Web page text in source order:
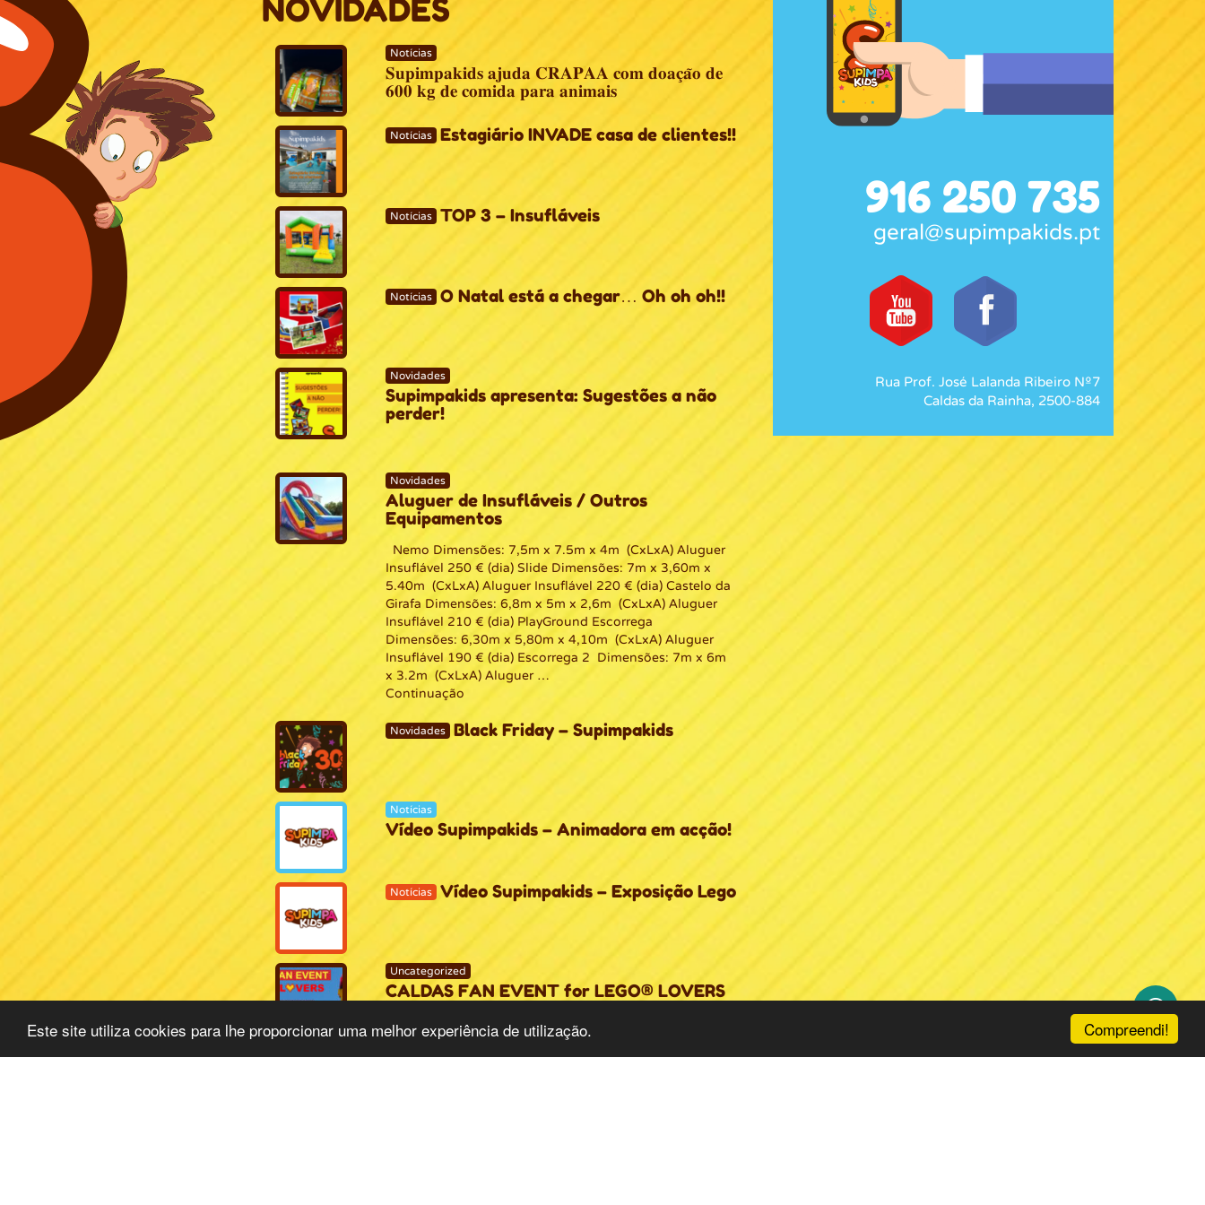
Compreendi!
Este site utiliza cookies para lhe proporcionar uma melhor experiência de utilização.
NOVIDADES
Notícias
𝐒𝐮𝐩𝐢𝐦𝐩𝐚𝐤𝐢𝐝𝐬 𝐚𝐣𝐮𝐝𝐚 𝐂𝐑𝐀𝐏𝐀𝐀 𝐜𝐨𝐦 𝐝𝐨𝐚𝐜̧𝐚̃𝐨 𝐝𝐞
𝟔𝟎𝟎 𝐤𝐠 𝐝𝐞 𝐜𝐨𝐦𝐢𝐝𝐚 𝐩𝐚𝐫𝐚 𝐚𝐧𝐢𝐦𝐚𝐢𝐬
Notícias Estagiário INVADE casa de clientes!!
Notícias TOP 3 – Insufláveis
Notícias O Natal está a chegar… Oh oh oh!!
Novidades
Supimpakids apresenta: Sugestões a não
perder!
Novidades
Aluguer de Insufláveis / Outros
Equipamentos
Nemo Dimensões: 7,5m x 7.5m x 4m (CxLxA) Aluguer
Insuflável 250 € (dia) Slide Dimensões: 7m x 3,60m x
5.40m (CxLxA) Aluguer Insuflável 220 € (dia) Castelo da
Girafa Dimensões: 6,8m x 5m x 2,6m (CxLxA) Aluguer
Insuflável 210 € (dia) PlayGround Escorrega
Dimensões: 6,30m x 5,80m x 4,10m (CxLxA) Aluguer
Insuflável 190 € (dia) Escorrega 2 Dimensões: 7m x 6m
x 3.2m (CxLxA) Aluguer …
Continuação
Novidades Black Friday – Supimpakids
Notícias
Vídeo Supimpakids – Animadora em acção!
Notícias Vídeo Supimpakids – Exposição Lego
Uncategorized
CALDAS FAN EVENT for LEGO® LOVERS
Vamos estar presentes na Maior Exposição de Lego da
Península Ibérica. CALDAS FAN EVENT for LEGO®
LOVERS A não perder de 24 de Outubro a 1 de Novembro
916 250 735
geral@supimpakids.pt
Rua Prof. José Lalanda Ribeiro Nº7
Caldas da Rainha, 2500-884